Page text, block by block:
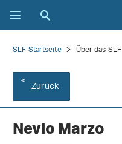
SLF Startseite Über das SLF
Zurück
Nevio Marzo